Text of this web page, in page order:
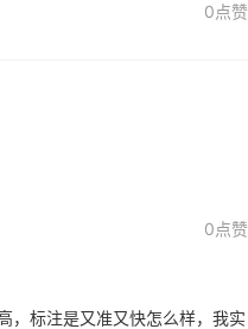
0点赞
0点赞
，标注是又准又快怎么样，我实